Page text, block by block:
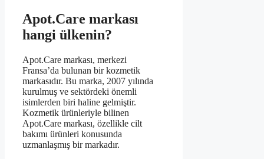
Apot.Care markası
hangi ülkenin?
Apot.Care markası, merkezi
Fransa’da bulunan bir kozmetik
markasıdır. Bu marka, 2007 yılında
kurulmuş ve sektördeki önemli
isimlerden biri haline gelmiştir.
Kozmetik ürünleriyle bilinen
Apot.Care markası, özellikle cilt
bakımı ürünleri konusunda
uzmanlaşmış bir markadır.